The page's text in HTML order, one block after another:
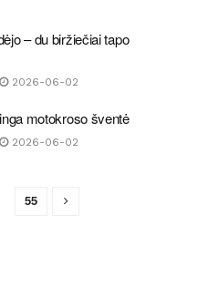
– du biržiečiai tapo
2026-06-02
motokroso šventė
2026-06-02
55